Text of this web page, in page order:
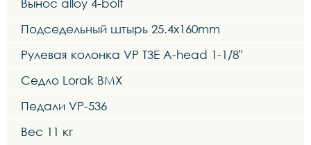
Вынос alloy 4-bolt
Подседельный штырь 25.4x160mm
Рулевая колонка VP T3E A-head 1-1/8"
Седло Lorak BMX
Педали VP-536
Вес 11 кг